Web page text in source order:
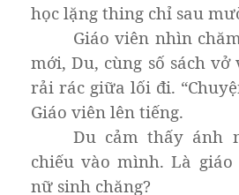
học lặng thing chỉ sau
Giáo viên nhìn
mới, Du, cùng số sách
rải rác giữa lối đi.
Giáo viên lên tiếng.
Du cảm thấy ánh
chiếu vào mình. Là giáo
nữ sinh chăng?